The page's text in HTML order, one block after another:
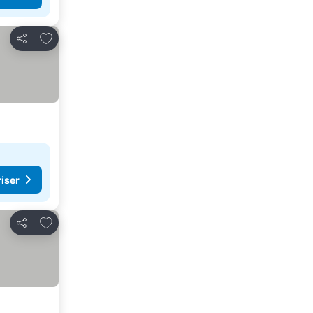
Del
Legg til i favoritter
Del
Legg til i favoritter